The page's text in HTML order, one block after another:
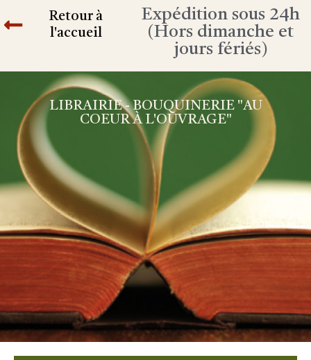
Retour à
l'accueil
Expédition sous 24h
(Hors dimanche et
jours fériés)
LIBRAIRIE - BOUQUINERIE "AU
COEUR À L'OUVRAGE"